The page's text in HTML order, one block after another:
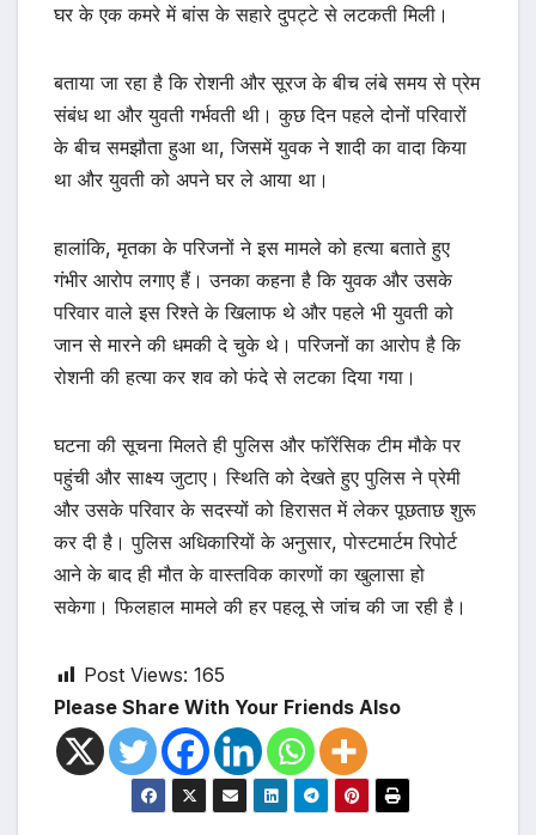
घर के एक कमरे में बांस के सहारे दुपट्टे से लटकती मिली।
बताया जा रहा है कि रोशनी और सूरज के बीच लंबे समय से प्रेम
संबंध था और युवती गर्भवती थी। कुछ दिन पहले दोनों परिवारों
के बीच समझौता हुआ था, जिसमें युवक ने शादी का वादा किया
था और युवती को अपने घर ले आया था।
हालांकि, मृतका के परिजनों ने इस मामले को हत्या बताते हुए
गंभीर आरोप लगाए हैं। उनका कहना है कि युवक और उसके
परिवार वाले इस रिश्ते के खिलाफ थे और पहले भी युवती को
जान से मारने की धमकी दे चुके थे। परिजनों का आरोप है कि
रोशनी की हत्या कर शव को फंदे से लटका दिया गया।
घटना की सूचना मिलते ही पुलिस और फॉरेंसिक टीम मौके पर
पहुंची और साक्ष्य जुटाए। स्थिति को देखते हुए पुलिस ने प्रेमी
और उसके परिवार के सदस्यों को हिरासत में लेकर पूछताछ शुरू
कर दी है। पुलिस अधिकारियों के अनुसार, पोस्टमार्टम रिपोर्ट
आने के बाद ही मौत के वास्तविक कारणों का खुलासा हो
सकेगा। फिलहाल मामले की हर पहलू से जांच की जा रही है।
Post Views: 165
Please Share With Your Friends Also